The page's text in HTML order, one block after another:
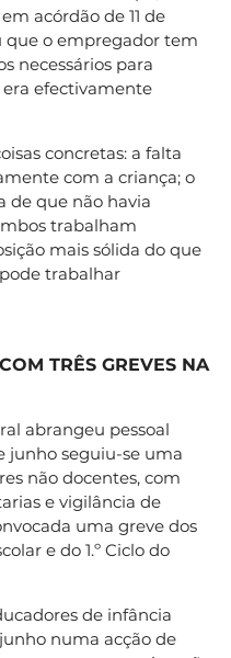
acórdão de 11 de
que o empregador tem
necessários para
efectivamente
concretas: a falta
com a criança; o
de que não havia
trabalham
mais sólida do que
trabalhar
TRÊS GREVES NA
abrangeu pessoal
junho seguiu-se uma
não docentes, com
e vigilância de
uma greve dos
e do 1.º Ciclo do
de infância
numa acção de